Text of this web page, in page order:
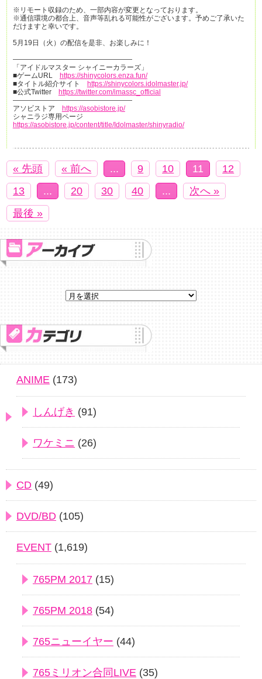
※リモート収録のため、一部内容が変更となっております。
※通信環境の都合上、音声等乱れる可能性がございます。予めご了承いた
だけますと幸いです。
5月19日（火）の配信を是非、お楽しみに！
—————————————————
「アイドルマスター シャイニーカラーズ」
■ゲームURL https://shinycolors.enza.fun/
■タイトル紹介サイト https://shinycolors.idolmaster.jp/
■公式Twitter https://twitter.com/imassc_official
—————————————————
アソビストア https://asobistore.jp/
シャニラジ専用ページ
https://asobistore.jp/content/title/Idolmaster/shinyradio/
« 先頭 « 前へ ... 9 10 11
12
13
... 20 30 40 ...
次へ »
最後 »
ANIME (173)
しんげき (91)
ワケミニ (26)
CD (49)
DVD/BD (105)
EVENT (1,619)
765PM 2017 (15)
765PM 2018 (54)
765ニューイヤー (44)
765ミリオン合同LIVE (35)